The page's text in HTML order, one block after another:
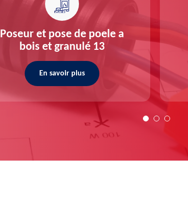
Poseur et pose de poele a
bois et granulé 13
En savoir plus